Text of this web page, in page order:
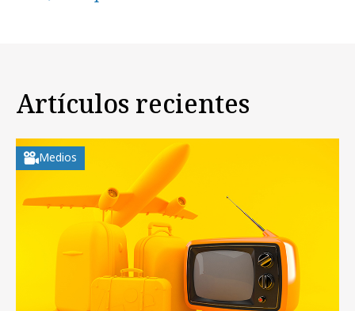
Artículos recientes
Medios